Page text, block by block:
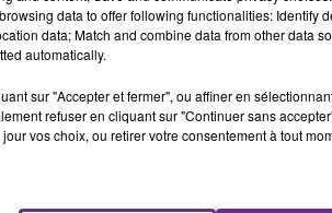
data to offer following functionalities: Identify
data; Match and combine data from other data
automatically.
sur "Accepter et fermer", ou affiner en
refuser en cliquant sur "Continuer sans
vos choix, ou retirer votre consentement à tout